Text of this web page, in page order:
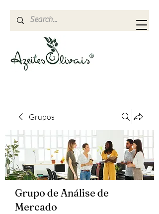
Grupos
Grupo de Análise de
Mercado